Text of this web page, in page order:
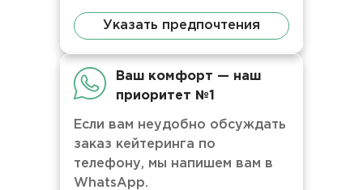
Указать предпочтения
Ваш комфорт — наш
приоритет №1
Если вам неудобно обсуждать
заказ кейтеринга по
телефону, мы напишем вам в
WhatsApp.